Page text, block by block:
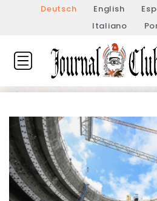
Deutsch English
Italiano